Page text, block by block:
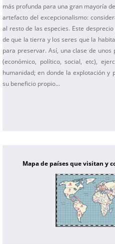
más profunda para una gran mayoría
artefacto del excepcionalismo:
al resto de las especies. Este
de que la tierra y los seres que la
para preservar. Así, una clase de
(económico, político, social, etc),
humanidad; en donde la explotación y
su beneficio propio...
Mapa de países que visitan y